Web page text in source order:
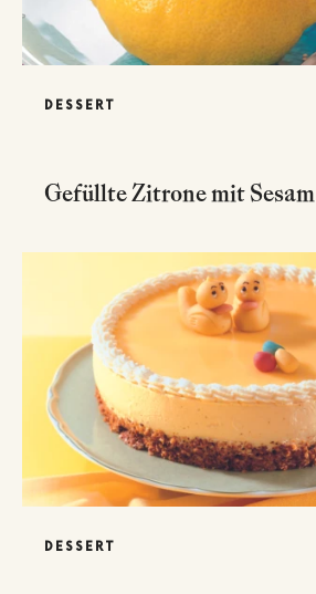
DESSERT
Gefüllte Zitrone mit Sesam
DESSERT